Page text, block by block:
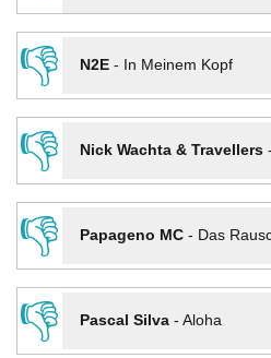
👎
N2E- In Meinem Kopf
👎
Nick Wachta & Travellers-
👎
Papageno MC- Das
👎
Pascal Silva- Aloha